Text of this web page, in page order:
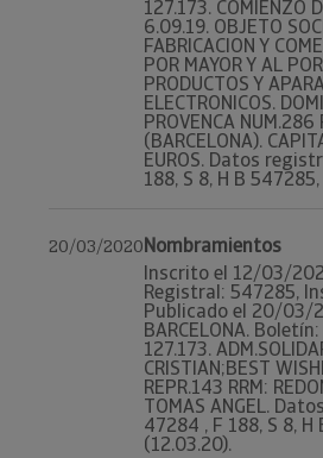
127.173. COMIENZO
6.09.19. OBJETO
FABRICACION Y
POR MAYOR Y AL
PRODUCTOS Y
ELECTRONICOS.
PROVENCA NUM.286
(BARCELONA).
EUROS. Datos
188, S 8, H B
20/03/2020Nombramientos
Inscrito el 12/03/
Registral: 547285,
Publicado el 20/03/
BARCELONA.
127.173.
CRISTIAN;BEST
REPR.143 RRM:
TOMAS ANGEL.
47284 , F 188, S 8,
(12.03.20).